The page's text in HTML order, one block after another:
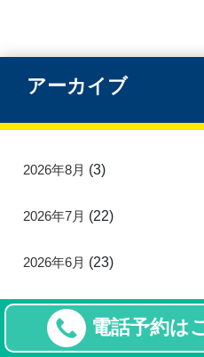
アーカイブ
2026年8月 (3)
2026年7月 (22)
2026年6月 (23)
2026年5月(21)
電話予約は